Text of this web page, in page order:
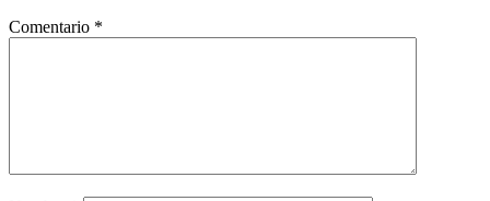
Comentario *